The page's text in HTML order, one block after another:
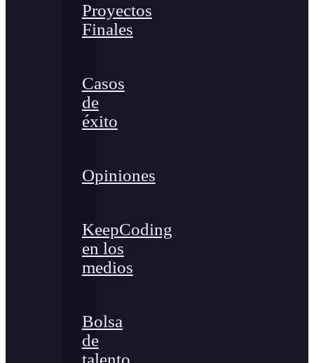
Proyectos
Finales
Casos
de
éxito
Opiniones
KeepCoding
en los
medios
Bolsa
de
talento